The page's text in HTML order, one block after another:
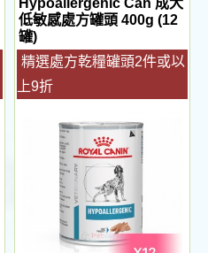
Hypoallergenic Can 成犬
低敏感處方罐頭 400g (12
罐)
精選處方乾糧罐頭2件或以
上9折